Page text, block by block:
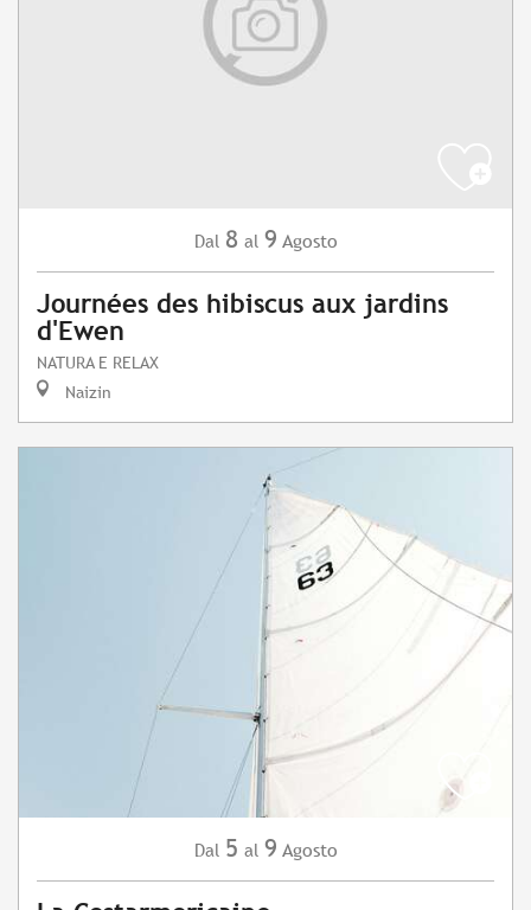
Dal 8 al 9 Agosto
Journées des hibiscus aux jardins
d'Ewen
NATURA E RELAX
Naizin
Dal 5 al 9 Agosto